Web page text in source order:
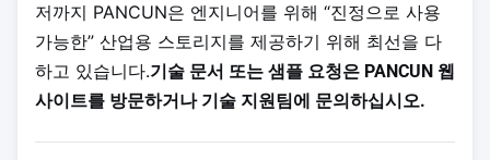
저까지 PANCUN은 엔지니어를 위해 “진정으로 사용
가능한” 산업용 스토리지를 제공하기 위해 최선을 다
하고 있습니다.기술 문서 또는 샘플 요청은 PANCUN 웹
사이트를 방문하거나 기술 지원팀에 문의하십시오.